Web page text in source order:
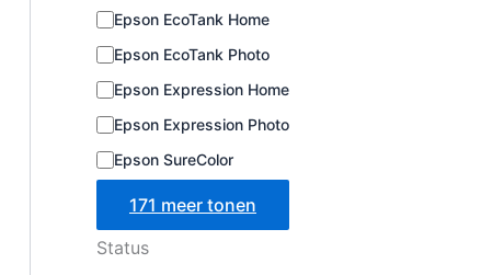
Epson EcoTank Home
Epson EcoTank Photo
Epson Expression Home
Epson Expression Photo
Epson SureColor
171 meer tonen
Status